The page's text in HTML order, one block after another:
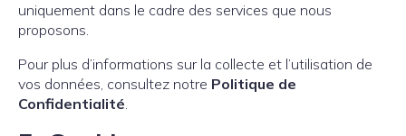
uniquement dans le cadre des services que nous
proposons.
Pour plus d’informations sur la collecte et l’utilisation de
vos données, consultez notre Politique de
Confidentialité.